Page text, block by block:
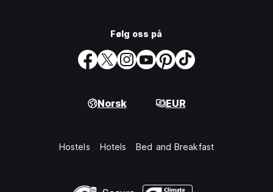
Følg oss på
Norsk EUR
Hostels Hotels Bed and Breakfast